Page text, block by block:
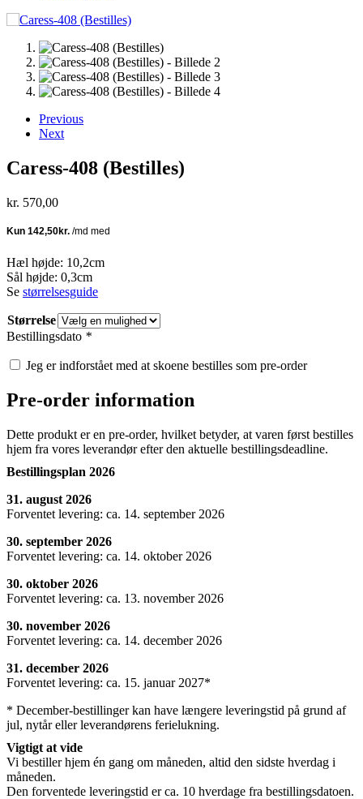
Previous
Next
Caress-408 (Bestilles)
kr. 570,00
Hæl højde: 10,2cm
Sål højde: 0,3cm
Se størrelsesguide
Størrelse
Bestillingsdato *
Jeg er indforstået med at skoene bestilles som pre-order
Pre-order information
Dette produkt er en pre-order, hvilket betyder, at varen først bestilles
hjem fra vores leverandør efter den aktuelle bestillingsdeadline.
Bestillingsplan 2026
31. august 2026
Forventet levering: ca. 14. september 2026
30. september 2026
Forventet levering: ca. 14. oktober 2026
30. oktober 2026
Forventet levering: ca. 13. november 2026
30. november 2026
Forventet levering: ca. 14. december 2026
31. december 2026
Forventet levering: ca. 15. januar 2027*
* December-bestillinger kan have længere leveringstid på grund af
jul, nytår eller leverandørens ferielukning.
Vigtigt at vide
Vi bestiller hjem én gang om måneden, altid den sidste hverdag i
måneden.
Den forventede leveringstid er ca. 10 hverdage fra bestillingsdatoen.